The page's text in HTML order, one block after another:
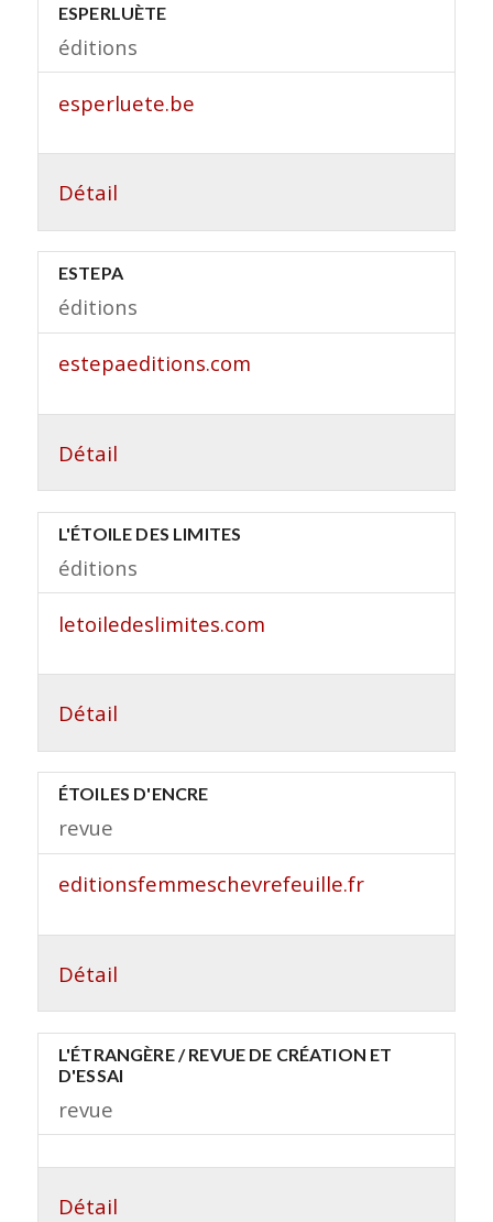
ESPERLUÈTE
éditions
esperluete.be
Détail
ESTEPA
éditions
estepaeditions.com
Détail
L'ÉTOILE DES LIMITES
éditions
letoiledeslimites.com
Détail
ÉTOILES D'ENCRE
revue
editionsfemmeschevrefeuille.fr
Détail
L'ÉTRANGÈRE / REVUE DE CRÉATION ET
D'ESSAI
revue
Détail